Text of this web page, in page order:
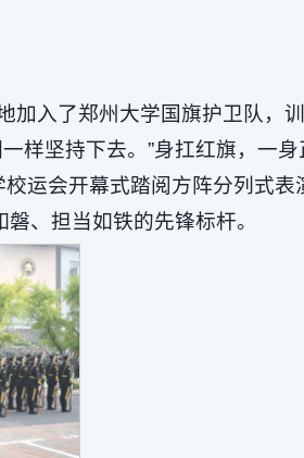
入了郑州大学国旗护卫队，
样坚持下去。”身扛红旗，一
运会开幕式踏阅方阵分列式
、担当如铁的先锋标杆。